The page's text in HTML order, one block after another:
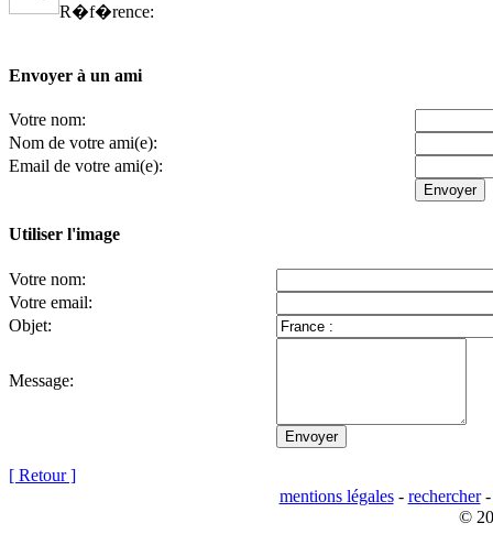
R�f�rence:
Envoyer à un ami
Votre nom:
Nom de votre ami(e):
Email de votre ami(e):
Utiliser l'image
Votre nom:
Votre email:
Objet:
Message:
[ Retour ]
mentions légales- rechercher
©